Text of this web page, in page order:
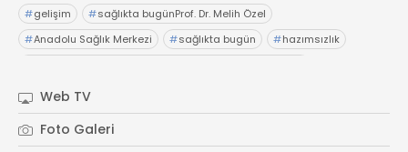
#gelişim #sağlıkta bugünProf. Dr. Melih Özel
#Anadolu Sağlık Merkezi #sağlıkta bugün #hazımsızlık
# Dr. İsmail Çalıkoğlu
#sağlıkta bugünElensilia Arbutin Serum #K-Land
Web TV
Foto Galeri